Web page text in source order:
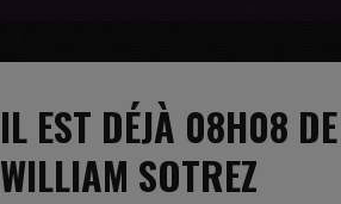
IL EST DÉJÀ 08H08
WILLIAM SOTREZ